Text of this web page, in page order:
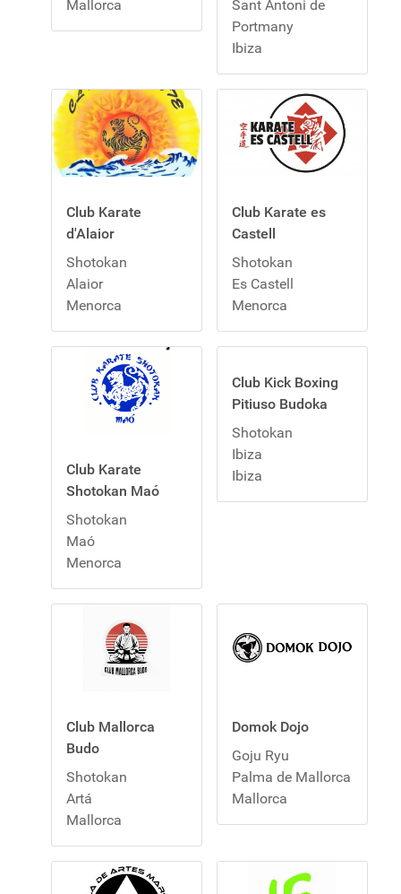
Mallorca
Sant Antoni de
Portmany
Ibiza
Club Karate
d'Alaior
Shotokan
Alaior
Menorca
Club Karate es
Castell
Shotokan
Es Castell
Menorca
Club Karate
Shotokan Maó
Shotokan
Maó
Menorca
Club Kick Boxing
Pitiuso Budoka
Shotokan
Ibiza
Ibiza
Club Mallorca
Budo
Shotokan
Artá
Mallorca
Domok Dojo
Goju Ryu
Palma de Mallorca
Mallorca